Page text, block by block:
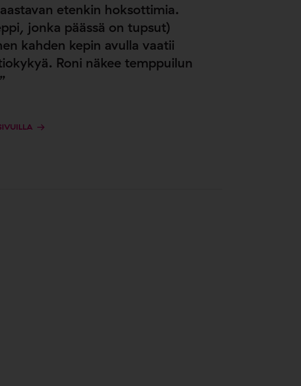
etenkin hoksottimia.
jonka päässä on tupsut)
kahden kepin avulla vaatii
Roni näkee temppuilun